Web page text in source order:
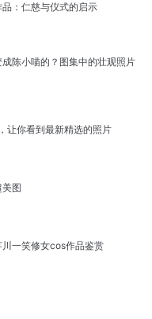
：仁慈与仪式的启示
陈小喵的？图集中的壮观照片
让你看到最新精选的照片
图
一笑修女cos作品鉴赏